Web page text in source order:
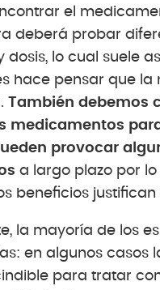
el
deberá probar
dosis, lo cual suele
hace pensar que la
También debemos
medicamentos
provocar
a largo plazo por
beneficios justifican
la mayoría de los
en algunos casos
para tratar con